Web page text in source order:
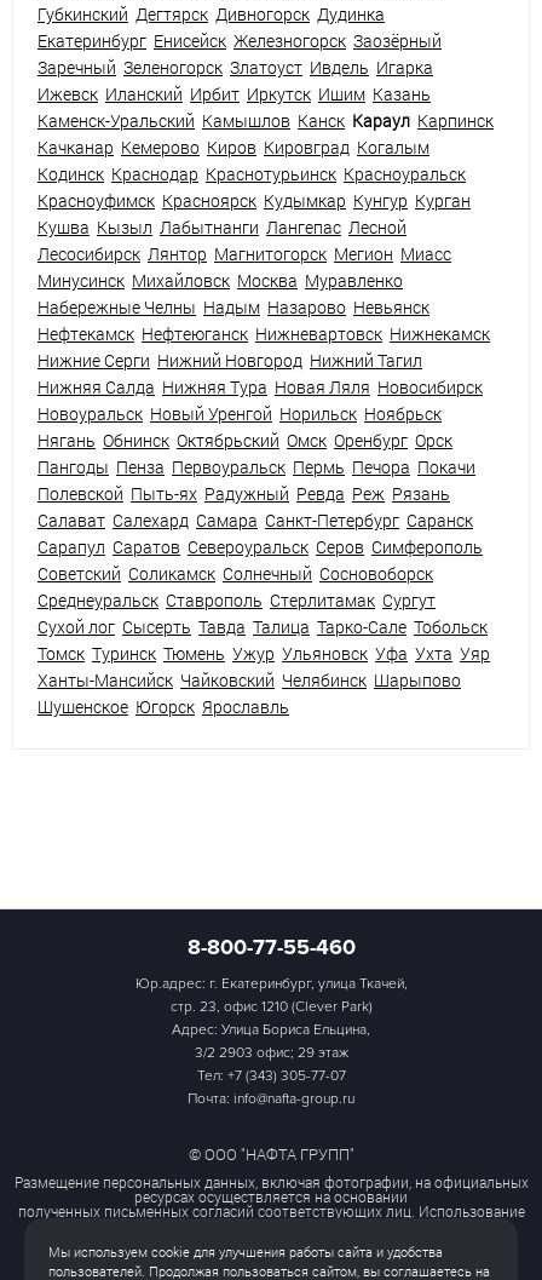
Губкинский Дегтярск Дивногорск Дудинка
Екатеринбург Енисейск Железногорск Заозёрный
Заречный Зеленогорск Златоуст Ивдель Игарка
Ижевск Иланский Ирбит Иркутск Ишим Казань
Каменск-Уральский Камышлов Канск Караул Карпинск
Качканар Кемерово Киров Кировград Когалым
Кодинск Краснодар Краснотурьинск Красноуральск
Красноуфимск Красноярск Кудымкар Кунгур Курган
Кушва Кызыл Лабытнанги Лангепас Лесной
Лесосибирск Лянтор Магнитогорск Мегион Миасс
Минусинск Михайловск Москва Муравленко
Набережные Челны Надым Назарово Невьянск
Нефтекамск Нефтеюганск Нижневартовск Нижнекамск
Нижние Серги Нижний Новгород Нижний Тагил
Нижняя Салда Нижняя Тура Новая Ляля Новосибирск
Новоуральск Новый Уренгой Норильск Ноябрьск
Нягань Обнинск Октябрьский Омск Оренбург Орск
Пангоды Пенза Первоуральск Пермь Печора Покачи
Полевской Пыть-ях Радужный Ревда Реж Рязань
Салават Салехард Самара Санкт-Петербург Саранск
Сарапул Саратов Североуральск Серов Симферополь
Советский Соликамск Солнечный Сосновоборск
Среднеуральск Ставрополь Стерлитамак Сургут
Сухой лог Сысерть Тавда Талица Тарко-Сале Тобольск
Томск Туринск Тюмень Ужур Ульяновск Уфа Ухта Уяр
Ханты-Мансийск Чайковский Челябинск Шарыпово
Шушенское Югорск Ярославль
8-800-77-55-460
Юр.адрес: г. Екатеринбург, улица Ткачей,
стр. 23, офис 1210 (Clever Park)
Адрес: Улица Бориса Ельцина,
3/2 2903 офис; 29 этаж
Тел: +7 (343) 305-77-07
Почта: info@nafta-group.ru
© ООО "НАФТА ГРУПП"
Размещение персональных данных, включая фотографии, на официальных
ресурсах осуществляется на основании
полученных письменных согласий соответствующих лиц. Использование
этих материалов третьими лицами
Политика обработки персональных данных
Мы используем cookie для улучшения работы сайта и удобства
пользователей. Продолжая пользоваться сайтом, вы соглашаетесь на